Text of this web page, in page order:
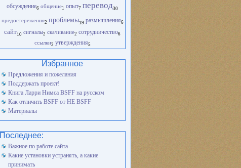
обсуждение6 общение1 опыт7 перевод30
предостережения2 проблемы19 размышления6
сайт10 сигналы2 скачивание2 сотрудничество6
ссылки2 утверждения5
Избранное
Предложения и пожелания
Поддержать проект!
Книга Ларри Нимса BSFF на русском
Как отличить BSFF от НЕ BSFF
Материалы
Последнее:
Важное по работе сайта
Какие установки устранять, а какие
принимать